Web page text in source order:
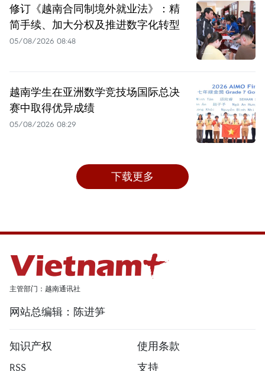
修订《越南合同制境外就业法》：精
简手续、加大分权及推进数字化转型
05/08/2026 08:48
越南学生在亚洲数学竞技场国际总决
赛中取得优异成绩
05/08/2026 08:29
下载更多
主管部门：越南通讯社
网站总编辑：陈进笋
知识产权
使用条款
RSS
支持